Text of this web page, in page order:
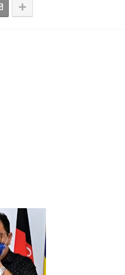
veja os números